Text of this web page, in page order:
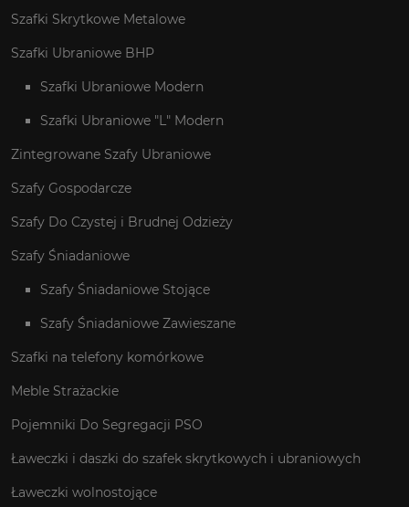
Szafki Skrytkowe Metalowe
Szafki Ubraniowe BHP
Szafki Ubraniowe Modern
Szafki Ubraniowe "L" Modern
Zintegrowane Szafy Ubraniowe
Szafy Gospodarcze
Szafy Do Czystej i Brudnej Odzieży
Szafy Śniadaniowe
Szafy Śniadaniowe Stojące
Szafy Śniadaniowe Zawieszane
Szafki na telefony komórkowe
Meble Strażackie
Pojemniki Do Segregacji PSO
Ławeczki i daszki do szafek skrytkowych i ubraniowych
Ławeczki wolnostojące